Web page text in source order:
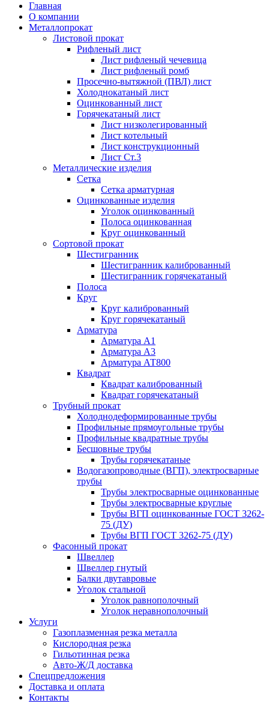
Главная
О компании
Металлопрокат
Листовой прокат
Рифленый лист
Лист рифленый чечевица
Лист рифленый ромб
Просечно-вытяжной (ПВЛ) лист
Холоднокатаный лист
Оцинкованный лист
Горячекатаный лист
Лист низколегированный
Лист котельный
Лист конструкционный
Лист Ст.3
Металлические изделия
Сетка
Сетка арматурная
Оцинкованные изделия
Уголок оцинкованный
Полоса оцинкованная
Круг оцинкованный
Сортовой прокат
Шестигранник
Шестигранник калиброванный
Шестигранник горячекатаный
Полоса
Круг
Круг калиброванный
Круг горячекатаный
Арматура
Арматура А1
Арматура А3
Арматура АТ800
Квадрат
Квадрат калиброванный
Квадрат горячекатаный
Трубный прокат
Холоднодеформированные трубы
Профильные прямоугольные трубы
Профильные квадратные трубы
Бесшовные трубы
Трубы горячекатаные
Водогазопроводные (ВГП), электросварные
трубы
Трубы электросварные оцинкованные
Трубы электросварные круглые
Трубы ВГП оцинкованные ГОСТ 3262-
75 (ДУ)
Трубы ВГП ГОСТ 3262-75 (ДУ)
Фасонный прокат
Швеллер
Швеллер гнутый
Балки двутавровые
Уголок стальной
Уголок равнополочный
Уголок неравнополочный
Услуги
Газоплазменная резка металла
Кислородная резка
Гильотинная резка
Авто-Ж/Д доставка
Спецпредложения
Доставка и оплата
Контакты